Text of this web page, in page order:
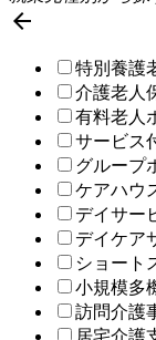

特別養護
介護老人
有料老人
サービス
グループ
ケアハウ
デイサー
デイケア
ショート
小規模多
訪問介護
居宅介護